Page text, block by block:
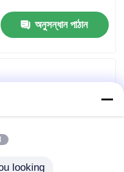
অনুসন্ধান পাঠান
looking